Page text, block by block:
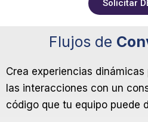
Solicitar
Flujos de
Crea experiencias
las interacciones con un
código que tu equipo puede